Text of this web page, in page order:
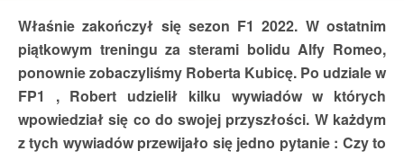
Właśnie zakończył się sezon F1 2022. W ostatnim
piątkowym treningu za sterami bolidu Alfy Romeo,
ponownie zobaczyliśmy Roberta Kubicę. Po udziale w
FP1 , Robert udzielił kilku wywiadów w których
wpowiedział się co do swojej przyszłości. W każdym
z tych wywiadów przewijało się jedno pytanie : Czy to